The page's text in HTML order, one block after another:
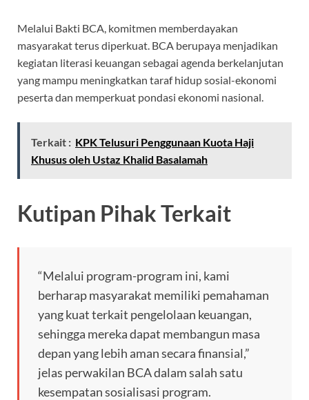
Melalui Bakti BCA, komitmen memberdayakan
masyarakat terus diperkuat. BCA berupaya menjadikan
kegiatan literasi keuangan sebagai agenda berkelanjutan
yang mampu meningkatkan taraf hidup sosial-ekonomi
peserta dan memperkuat pondasi ekonomi nasional.
Terkait : KPK Telusuri Penggunaan Kuota Haji
Khusus oleh Ustaz Khalid Basalamah
Kutipan Pihak Terkait
“Melalui program-program ini, kami
berharap masyarakat memiliki pemahaman
yang kuat terkait pengelolaan keuangan,
sehingga mereka dapat membangun masa
depan yang lebih aman secara finansial,”
jelas perwakilan BCA dalam salah satu
kesempatan sosialisasi program.